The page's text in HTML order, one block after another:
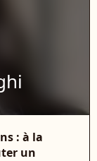
: à la
un